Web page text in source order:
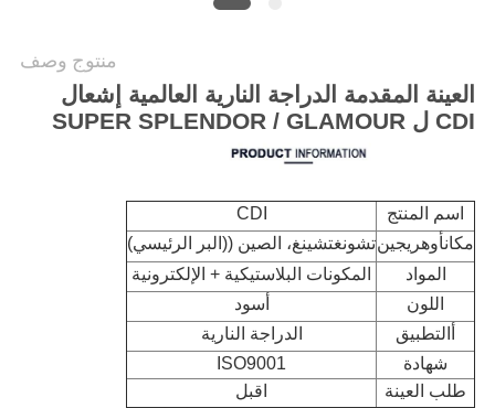
منتوج وصف
العينة المقدمة الدراجة النارية العالمية إشعال
CDI ل SUPER SPLENDOR / GLAMOUR
اسم المنتج
CDI
مكانأوهريجينتشونغتشينغ، الصين ((البر الرئيسي)
المواد
المكونات البلاستيكية + الإلكترونية
اللون
أسود
التطبيق
الدراجة النارية
شهادة
ISO9001
طلب العينة
اقبل